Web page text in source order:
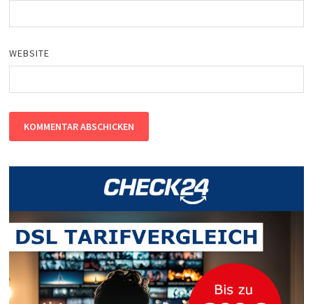
WEBSITE